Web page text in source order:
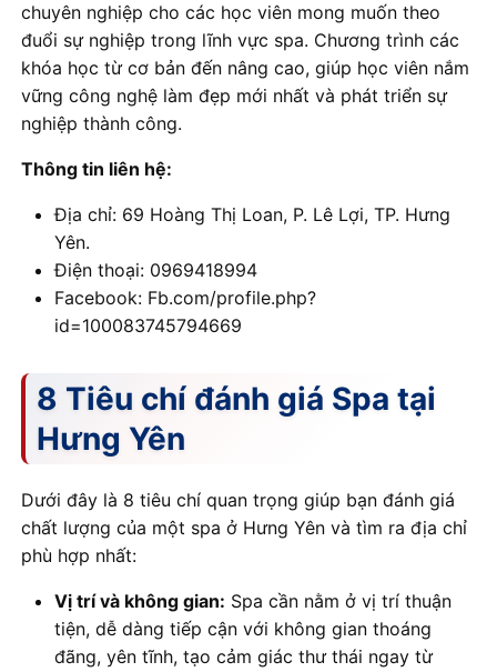
chuyên nghiệp cho các học viên mong muốn theo
đuổi sự nghiệp trong lĩnh vực spa. Chương trình các
khóa học từ cơ bản đến nâng cao, giúp học viên nắm
vững công nghệ làm đẹp mới nhất và phát triển sự
nghiệp thành công.
Thông tin liên hệ:
Địa chỉ: 69 Hoàng Thị Loan, P. Lê Lợi, TP. Hưng
Yên.
Điện thoại: 0969418994
Facebook: Fb.com/profile.php?
id=100083745794669
8 Tiêu chí đánh giá Spa tại
Hưng Yên
Dưới đây là 8 tiêu chí quan trọng giúp bạn đánh giá
chất lượng của một spa ở Hưng Yên và tìm ra địa chỉ
phù hợp nhất:
Vị trí và không gian: Spa cần nằm ở vị trí thuận
tiện, dễ dàng tiếp cận với không gian thoáng
đãng, yên tĩnh, tạo cảm giác thư thái ngay từ